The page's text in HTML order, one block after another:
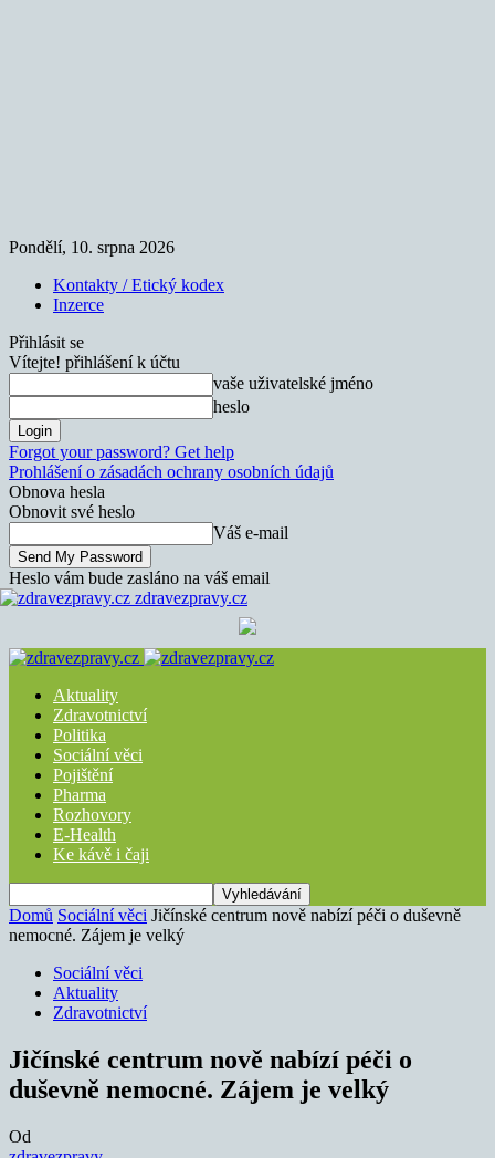
Pondělí, 10. srpna 2026
Kontakty / Etický kodex
Inzerce
Přihlásit se
Vítejte! přihlášení k účtu
vaše uživatelské jméno
heslo
Forgot your password? Get help
Prohlášení o zásadách ochrany osobních údajů
Obnova hesla
Obnovit své heslo
Váš e-mail
Heslo vám bude zasláno na váš email
zdravezpravy.cz
Aktuality
Zdravotnictví
Politika
Sociální věci
Pojištění
Pharma
Rozhovory
E-Health
Ke kávě i čaji
Domů Sociální věci Jičínské centrum nově nabízí péči o duševně
nemocné. Zájem je velký
Sociální věci
Aktuality
Zdravotnictví
Jičínské centrum nově nabízí péči o
duševně nemocné. Zájem je velký
Od